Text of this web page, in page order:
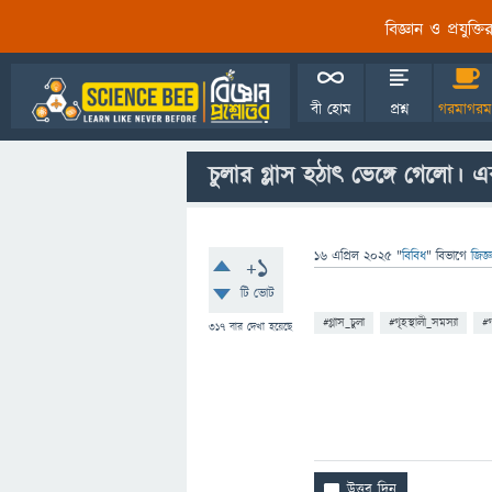
বিজ্ঞান ও
বী হোম প্রশ্ন
চুলার গ্লাস হঠাৎ ভেঙ্গে গেলো।
+1
টি ভোট
317 বার দেখা হয়েছে
16 এপ্রিল 2025 "বিবিধ" বিভাগে
#গ্লাস_চুলা #গৃহস্থালী_সমস্যা